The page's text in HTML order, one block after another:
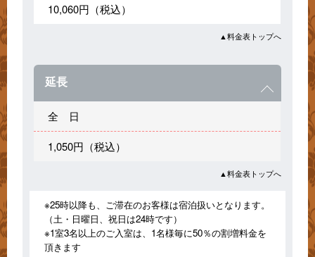
10,060円（税込）
▲料金表トップへ
延長
全 日
1,050円（税込）
▲料金表トップへ
※25時以降も、ご滞在のお客様は宿泊扱いとなります。
（土・日曜日、祝日は24時です）
※1室3名以上のご入室は、1名様毎に50％の割増料金を
頂きます